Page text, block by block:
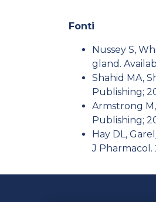
Fonti
Nussey S,
gland.
Shahid MA,
Publishing;
Armstrong
Publishing;
Hay DL,
J Pharmacol.